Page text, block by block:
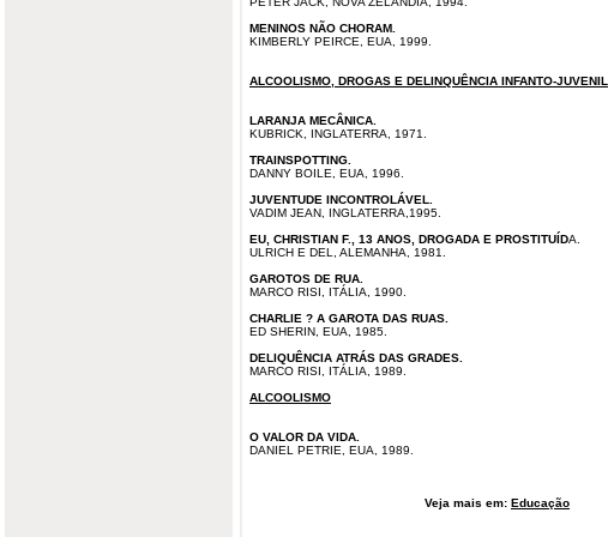
MENINOS NÃO CHORAM.
KIMBERLY PEIRCE, EUA, 1999.
ALCOOLISMO, DROGAS E DELINQUÊNCIA INFANTO-JUVENIL
LARANJA MECÂNICA.
KUBRICK, INGLATERRA, 1971.
TRAINSPOTTING.
DANNY BOILE, EUA, 1996.
JUVENTUDE INCONTROLÁVEL.
VADIM JEAN, INGLATERRA,1995.
EU, CHRISTIAN F., 13 ANOS, DROGADA E PROSTITUÍDA.
ULRICH E DEL, ALEMANHA, 1981.
GAROTOS DE RUA.
MARCO RISI, ITÁLIA, 1990.
CHARLIE ? A GAROTA DAS RUAS.
ED SHERIN, EUA, 1985.
DELIQUÊNCIA ATRÁS DAS GRADES.
MARCO RISI, ITÁLIA, 1989.
ALCOOLISMO
O VALOR DA VIDA.
DANIEL PETRIE, EUA, 1989.
Veja mais em: Educação